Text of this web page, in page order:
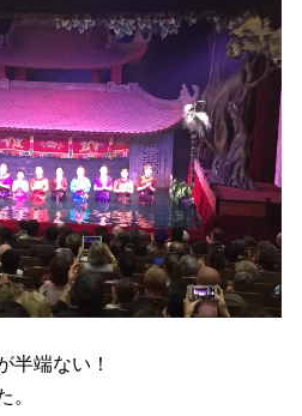
半端ない！
。